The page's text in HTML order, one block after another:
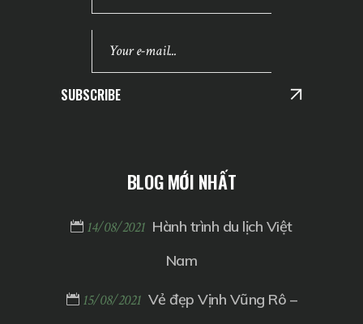
SUBSCRIBE
BLOG MỚI NHẤT
14/08/2021 Hành trình du lịch Việt
Nam
15/08/2021 Vẻ đẹp Vịnh Vũng Rô –